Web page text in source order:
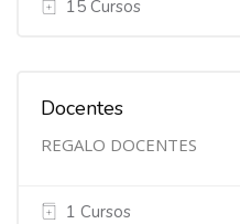
15 Cursos
Docentes
REGALO DOCENTES
1 Cursos